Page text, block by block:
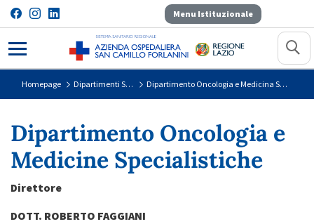
Menu Istituzionale
Dipartimento Oncologia e
Homepage Dipartimenti Sanitari Dipartimento Oncologia e Medicina Specialistiche
Dipartimento Oncologia e
Medicine Specialistiche
Direttore
DOTT. ROBERTO FAGGIANI